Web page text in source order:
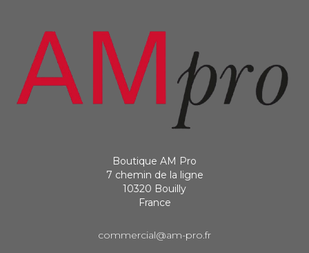
Boutique AM Pro
7 chemin de la ligne
10320 Bouilly
France
commercial@am-pro.fr